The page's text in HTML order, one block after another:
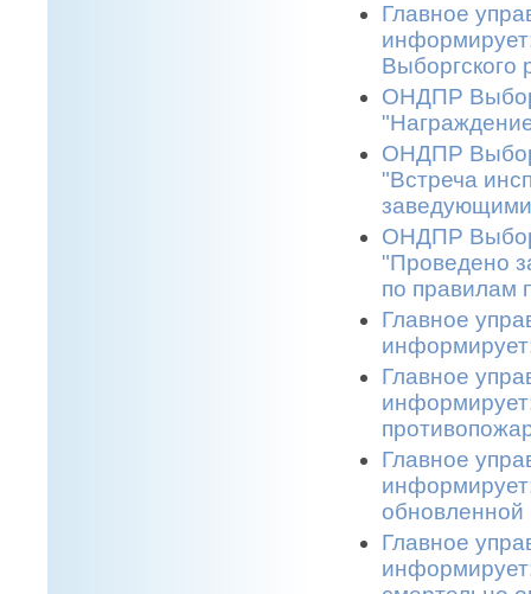
Главное
Выборгского
ОНДПР
ОНДПР
"Встреча
ОНДПР
"Проведено
по правилам
Главное
Главное
Главное
обновленной
Главное